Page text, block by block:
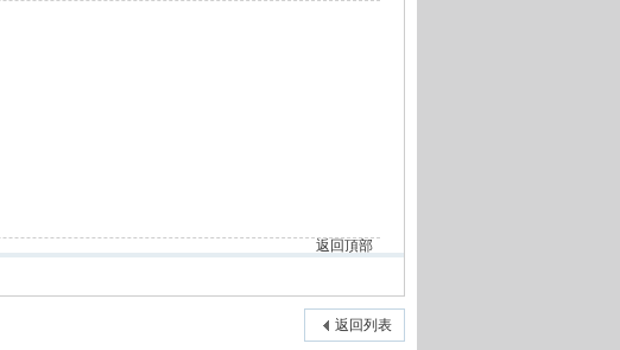
返回頂部
返回列表